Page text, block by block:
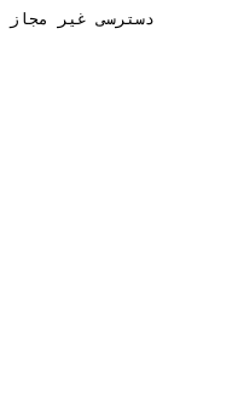
دسترسی غیر مجاز